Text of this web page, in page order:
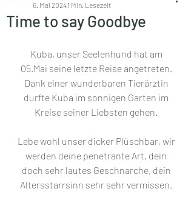
Time to say Goodbye
6. Mai 20241 Min. Lesezeit
Kuba, unser Seelenhund hat am
05.Mai seine letzte Reise angetreten.
Dank einer wunderbaren Tierärztin
durfte Kuba im sonnigen Garten im
Kreise seiner Liebsten gehen.
Lebe wohl unser dicker Plüschbar, wir
werden deine penetrante Art, dein
doch sehr lautes Geschnarche, dein
Altersstarrsinn sehr sehr vermissen.